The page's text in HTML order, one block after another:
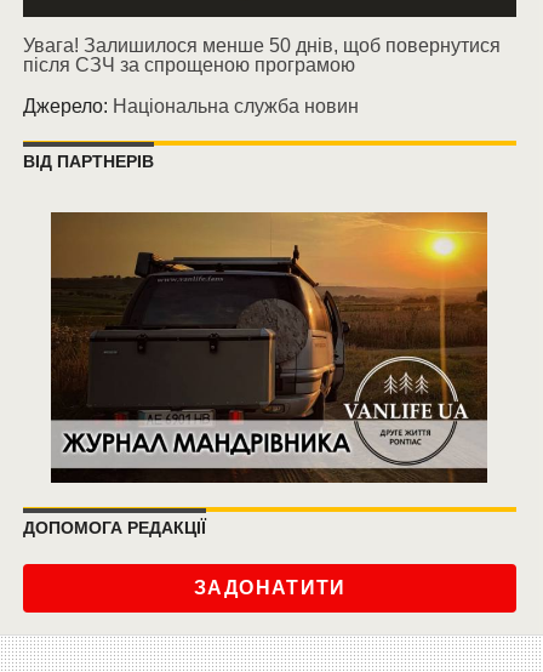
Увага! Залишилося менше 50 днів, щоб повернутися
після СЗЧ за спрощеною програмою
Джерело: Національна служба новин
ВІД ПАРТНЕРІВ
ДОПОМОГА РЕДАКЦІЇ
ЗАДОНАТИТИ